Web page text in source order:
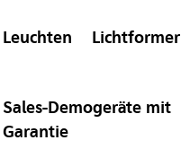
Leuchten Lichtformer
Sales-Demogeräte mit
Garantie